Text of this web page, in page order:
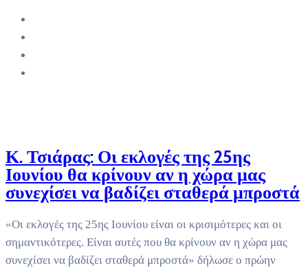
Κ. Τσιάρας: Οι εκλογές της 25ης
Ιουνίου θα κρίνουν αν η χώρα μας
συνεχίσει να βαδίζει σταθερά μπροστά
«Οι εκλογές της 25ης Ιουνίου είναι οι κρισιμότερες και οι
σημαντικότερες. Είναι αυτές που θα κρίνουν αν η χώρα μας
συνεχίσει να βαδίζει σταθερά μπροστά» δήλωσε ο πρώην